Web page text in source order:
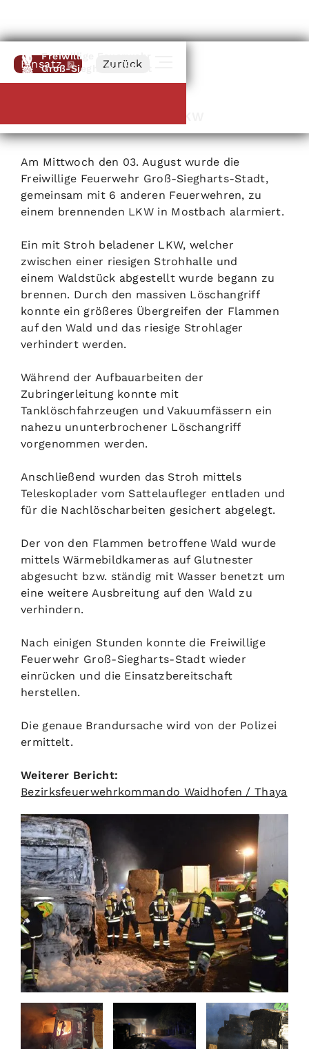
Freiwillige Feuerwehr
Groß-Siegharts-Stadt
Einsatz Zurück
Am Mittwoch den 03. August wurde die
Freiwillige Feuerwehr Groß-Siegharts-Stadt,
gemeinsam mit 6 anderen Feuerwehren, zu
einem brennenden LKW in Mostbach alarmiert.
Ein mit Stroh beladener LKW, welcher
zwischen einer riesigen Strohhalle und
einem Waldstück abgestellt wurde begann zu
brennen. Durch den massiven Löschangriff
konnte ein größeres Übergreifen der Flammen
auf den Wald und das riesige Strohlager
verhindert werden.
Während der Aufbauarbeiten der
Zubringerleitung konnte mit
Tanklöschfahrzeugen und Vakuumfässern ein
nahezu ununterbrochener Löschangriff
vorgenommen werden.
Anschließend wurden das Stroh mittels
Teleskoplader vom Sattelaufleger entladen und
für die Nachlöscharbeiten gesichert abgelegt.
Der von den Flammen betroffene Wald wurde
mittels Wärmebildkameras auf Glutnester
abgesucht bzw. ständig mit Wasser benetzt um
eine weitere Ausbreitung auf den Wald zu
verhindern.
Nach einigen Stunden konnte die Freiwillige
Feuerwehr Groß-Siegharts-Stadt wieder
einrücken und die Einsatzbereitschaft
herstellen.
Die genaue Brandursache wird von der Polizei
ermittelt.
Weiterer Bericht:
Bezirksfeuerwehrkommando Waidhofen / Thaya